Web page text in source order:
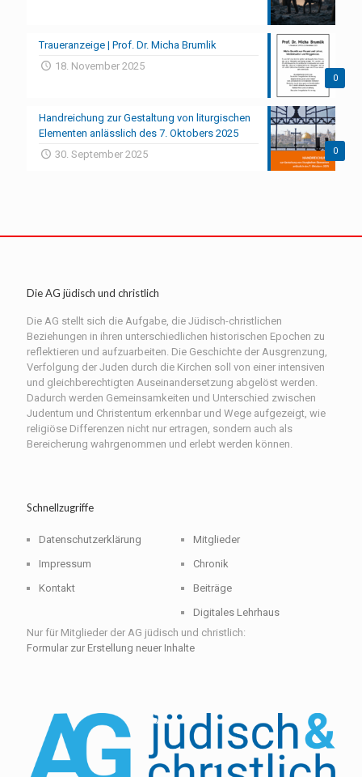
0
Traueranzeige | Prof. Dr. Micha Brumlik
18. November 2025
0
Handreichung zur Gestaltung von liturgischen
Elementen anlässlich des 7. Oktobers 2025
30. September 2025
Die AG jüdisch und christlich
Die AG stellt sich die Aufgabe, die Jüdisch-christlichen
Beziehungen in ihren unterschiedlichen historischen Epochen zu
reflektieren und aufzuarbeiten. Die Geschichte der Ausgrenzung,
Verfolgung der Juden durch die Kirchen soll von einer intensiven
und gleichberechtigten Auseinandersetzung abgelöst werden.
Dadurch werden Gemeinsamkeiten und Unterschied zwischen
Judentum und Christentum erkennbar und Wege aufgezeigt, wie
religiöse Differenzen nicht nur ertragen, sondern auch als
Bereicherung wahrgenommen und erlebt werden können.
Schnellzugriffe
Datenschutzerklärung
Impressum
Kontakt
Mitglieder
Chronik
Beiträge
Digitales Lehrhaus
Nur für Mitglieder der AG jüdisch und christlich:
Formular zur Erstellung neuer Inhalte